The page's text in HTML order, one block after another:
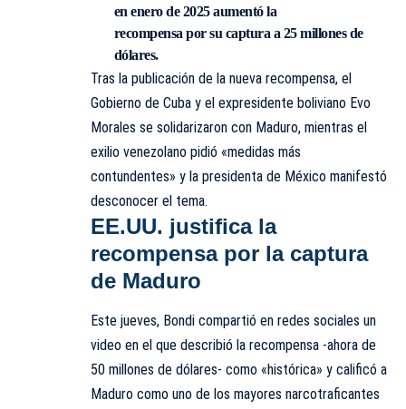
en enero de 2025 aumentó la
recompensa por su captura a 25 millones de
dólares.
Tras la publicación de la nueva recompensa, el
Gobierno de Cuba y el expresidente boliviano Evo
Morales se solidarizaron con Maduro, mientras el
exilio venezolano pidió «medidas más
contundentes» y la presidenta de México manifestó
desconocer el tema.
EE.UU. justifica la
recompensa por la captura
de Maduro
Este jueves, Bondi compartió en redes sociales un
video en el que describió la recompensa -ahora de
50 millones de dólares- como «histórica» y calificó a
Maduro como uno de los mayores narcotraficantes